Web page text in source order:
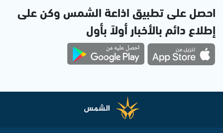
احصل على تطبيق اذاعة الشمس وكن على
إطلاع دائم بالأخبار أولاً بأول